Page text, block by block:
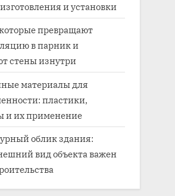
и установки
превращают
в парник и
стены изнутри
материалы для
пластики,
и их применение
облик здания:
вид объекта важен